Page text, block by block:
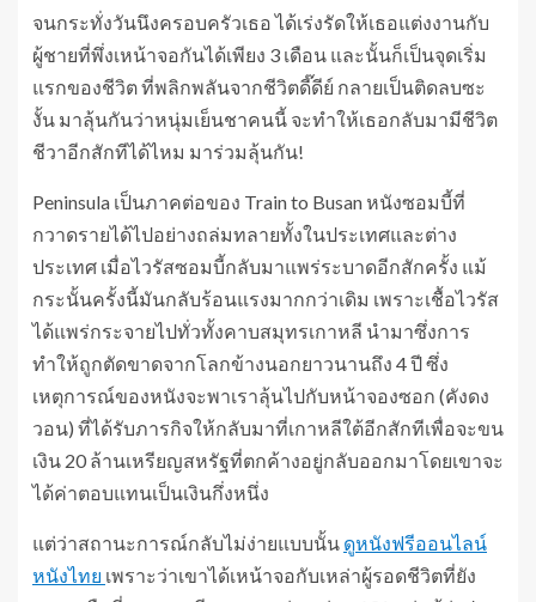
จนกระทั่งวันนึงครอบครัวเธอ ได้เร่งรัดให้เธอแต่งงานกับ
ผู้ชายที่พึ่งเหน้าจอกันได้เพียง 3 เดือน และนั้นก็เป็นจุดเริ่ม
แรกของชีวิต ที่พลิกพลันจากชีวิตดี๊ดีย์ กลายเป็นติดลบซะ
งั้น มาลุ้นกันว่าหนุ่มเย็นชาคนนี้ จะทำให้เธอกลับมามีชีวิต
ชีวาอีกสักทีได้ไหม มาร่วมลุ้นกัน!
Peninsula เป็นภาคต่อของ Train to Busan หนังซอมบี้ที่
กวาดรายได้ไปอย่างถล่มทลายทั้งในประเทศและต่าง
ประเทศ เมื่อไวรัสซอมบี้กลับมาแพร่ระบาดอีกสักครั้ง แม้
กระนั้นครั้งนี้มันกลับร้อนแรงมากกว่าเดิม เพราะเชื้อไวรัส
ได้แพร่กระจายไปทั่วทั้งคาบสมุทรเกาหลี นำมาซึ่งการ
ทำให้ถูกตัดขาดจากโลกข้างนอกยาวนานถึง 4 ปี ซึ่ง
เหตุการณ์ของหนังจะพาเราลุ้นไปกับหน้าจองซอก (คังดง
วอน) ที่ได้รับภารกิจให้กลับมาที่เกาหลีใต้อีกสักทีเพื่อจะขน
เงิน 20 ล้านเหรียญสหรัฐที่ตกค้างอยู่กลับออกมาโดยเขาจะ
ได้ค่าตอบแทนเป็นเงินกึ่งหนึ่ง
แต่ว่าสถานะการณ์กลับไม่ง่ายแบบนั้น ดูหนังฟรีออนไลน์
หนังไทย เพราะว่าเขาได้เหน้าจอกับเหล่าผู้รอดชีวิตที่ยัง